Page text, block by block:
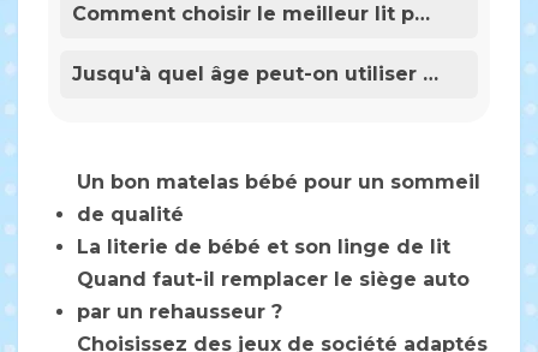
Comment choisir le meilleur lit pour bébé ?
Jusqu'à quel âge peut-on utiliser un lit évolutif pour bébé ?
Un bon matelas bébé pour un sommeil
de qualité
La literie de bébé et son linge de lit
Quand faut-il remplacer le siège auto
par un rehausseur ?
Choisissez des jeux de société adaptés